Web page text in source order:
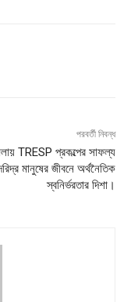
পরবর্তী নিবন্ধ
TRESP প্রকল্পের সাফল্য
মানুষের জীবনে অর্থনৈতিক
স্বনির্ভরতার দিশা।